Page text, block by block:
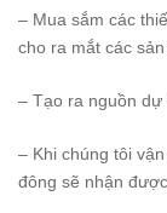
– Mua sắm các
cho ra mắt các
– Tạo ra nguồn dự
– Khi chúng tôi
đông sẽ nhận